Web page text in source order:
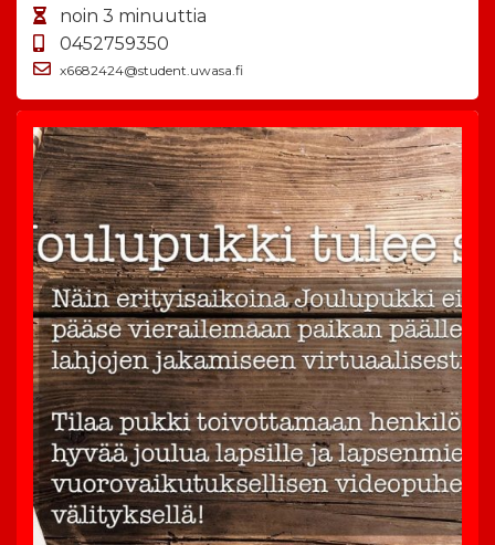
noin 3 minuuttia
0452759350
x6682424@student.uwasa.fi